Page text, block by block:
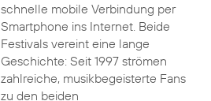
schnelle mobile Verbindung per
Smartphone ins Internet. Beide
Festivals vereint eine lange
Geschichte: Seit 1997 strömen
zahlreiche, musikbegeisterte Fans
zu den beiden